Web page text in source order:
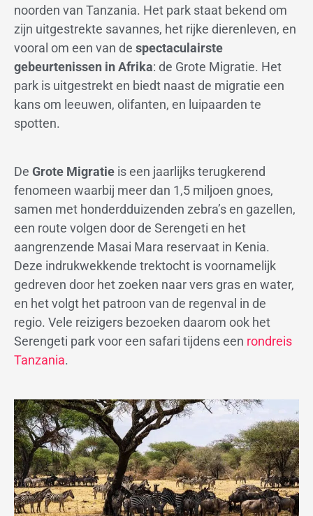
noorden van Tanzania. Het park staat bekend om
zijn uitgestrekte savannes, het rijke dierenleven, en
vooral om een van de spectaculairste
gebeurtenissen in Afrika: de Grote Migratie. Het
park is uitgestrekt en biedt naast de migratie een
kans om leeuwen, olifanten, en luipaarden te
spotten.
De Grote Migratie is een jaarlijks terugkerend
fenomeen waarbij meer dan 1,5 miljoen gnoes,
samen met honderdduizenden zebra’s en gazellen,
een route volgen door de Serengeti en het
aangrenzende Masai Mara reservaat in Kenia.
Deze indrukwekkende trektocht is voornamelijk
gedreven door het zoeken naar vers gras en water,
en het volgt het patroon van de regenval in de
regio. Vele reizigers bezoeken daarom ook het
Serengeti park voor een safari tijdens een rondreis
Tanzania.